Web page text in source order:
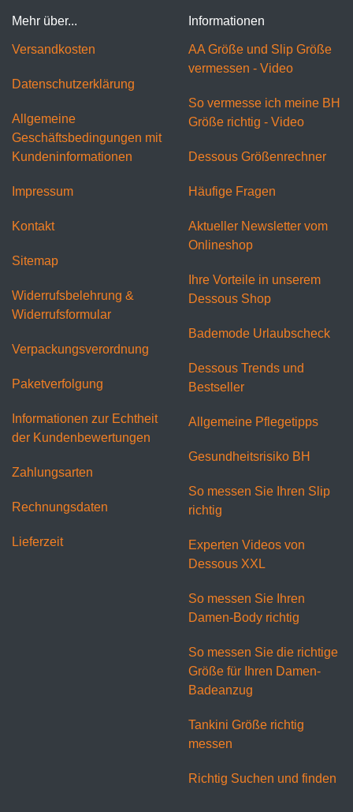
Mehr über...
Versandkosten
Datenschutzerklärung
Allgemeine
Geschäftsbedingungen mit
Kundeninformationen
Impressum
Kontakt
Sitemap
Widerrufsbelehrung &
Widerrufsformular
Verpackungsverordnung
Paketverfolgung
Informationen zur Echtheit
der Kundenbewertungen
Zahlungsarten
Rechnungsdaten
Lieferzeit
Informationen
AA Größe und Slip Größe
vermessen - Video
So vermesse ich meine BH
Größe richtig - Video
Dessous Größenrechner
Häufige Fragen
Aktueller Newsletter vom
Onlineshop
Ihre Vorteile in unserem
Dessous Shop
Bademode Urlaubscheck
Dessous Trends und
Bestseller
Allgemeine Pflegetipps
Gesundheitsrisiko BH
So messen Sie Ihren Slip
richtig
Experten Videos von
Dessous XXL
So messen Sie Ihren
Damen-Body richtig
So messen Sie die richtige
Größe für Ihren Damen-
Badeanzug
Tankini Größe richtig
messen
Richtig Suchen und finden